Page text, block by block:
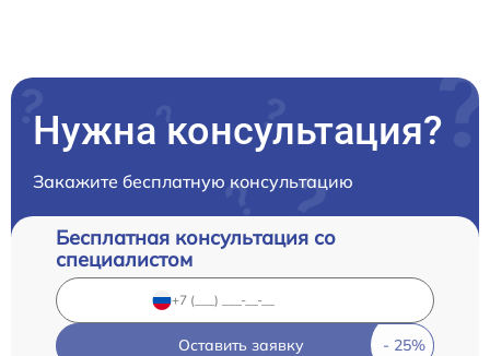
Нужна консультация?
Закажите бесплатную консультацию
Бесплатная консультация со
специалистом
Оставить заявку